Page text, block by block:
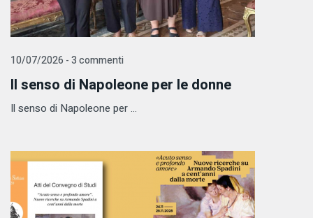
10/07/2026 - 3 commenti
Il senso di Napoleone per le donne
Il senso di Napoleone per ...